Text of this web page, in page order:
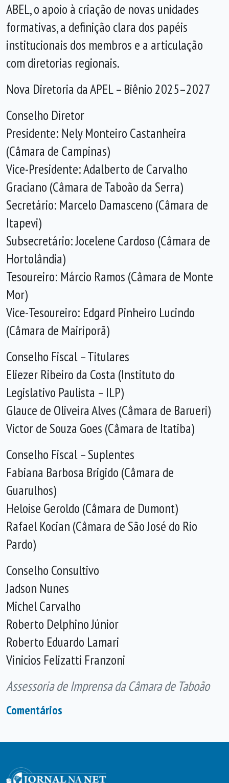
ABEL, o apoio à criação de novas unidades
formativas, a definição clara dos papéis
institucionais dos membros e a articulação
com diretorias regionais.
Nova Diretoria da APEL – Biênio 2025–2027
Conselho Diretor
Presidente: Nely Monteiro Castanheira
(Câmara de Campinas)
Vice-Presidente: Adalberto de Carvalho
Graciano (Câmara de Taboão da Serra)
Secretário: Marcelo Damasceno (Câmara de
Itapevi)
Subsecretário: Jocelene Cardoso (Câmara de
Hortolândia)
Tesoureiro: Márcio Ramos (Câmara de Monte
Mor)
Vice-Tesoureiro: Edgard Pinheiro Lucindo
(Câmara de Mairiporã)
Conselho Fiscal – Titulares
Eliezer Ribeiro da Costa (Instituto do
Legislativo Paulista – ILP)
Glauce de Oliveira Alves (Câmara de Barueri)
Victor de Souza Goes (Câmara de Itatiba)
Conselho Fiscal – Suplentes
Fabiana Barbosa Brigido (Câmara de
Guarulhos)
Heloise Geroldo (Câmara de Dumont)
Rafael Kocian (Câmara de São José do Rio
Pardo)
Conselho Consultivo
Jadson Nunes
Michel Carvalho
Roberto Delphino Júnior
Roberto Eduardo Lamari
Vinicios Felizatti Franzoni
Assessoria de Imprensa da Câmara de Taboão
Comentários